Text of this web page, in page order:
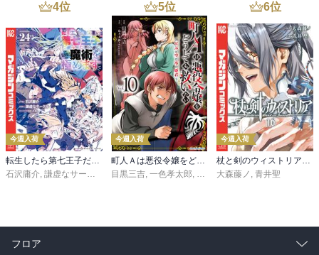
4位
今週入荷
石沢庸介 謙虚なサークル メル。
5位
今週入荷
目黒三吉 一色孝太郎 Parum
6位
今週入荷
大森藤ノ 青井聖
フロア